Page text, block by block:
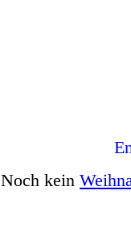
Noch kein